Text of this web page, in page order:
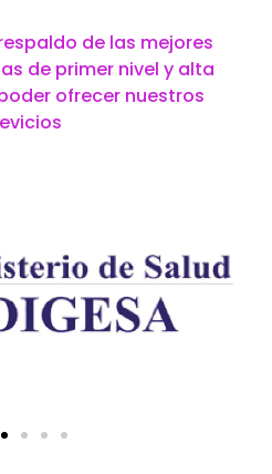
de las mejores
de primer nivel y alta
ofrecer nuestros